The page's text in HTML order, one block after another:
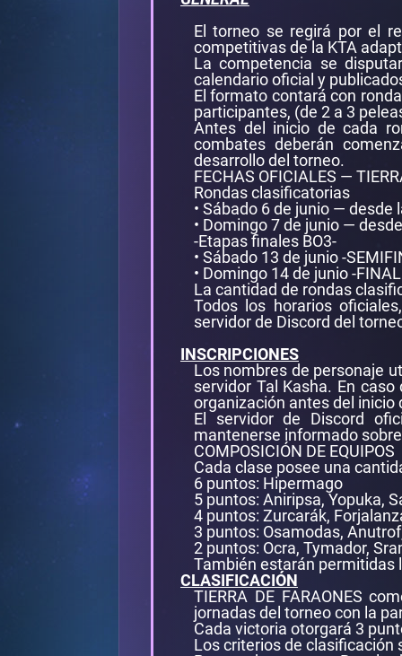
El torneo se regirá por el
competitivas de la KTA
La competencia se
calendario oficial y
El formato contará con
participantes, (de 2 a 3
Antes del inicio de cada
combates deberán
desarrollo del torneo.
FECHAS OFICIALES —
Rondas clasificatorias
• Sábado 6 de junio — desde
• Domingo 7 de junio —
-Etapas finales BO3-
• Sábado 13 de junio -
• Domingo 14 de junio -
La cantidad de rondas
Todos los horarios
servidor de Discord del
INSCRIPCIONES
Los nombres de personaje
servidor Tal Kasha. En
organización antes del inicio
El servidor de Discord
mantenerse informado
COMPOSICIÓN DE EQUIPOS
Cada clase posee una
6 puntos: Hipermago
5 puntos: Aniripsa, Yopuka,
4 puntos: Zurcarák,
3 puntos: Osamodas,
2 puntos: Ocra, Tymador,
También estarán permitidas
CLASIFICACIÓN
TIERRA DE FARAONES
jornadas del torneo con la
Cada victoria otorgará 3
Los criterios de clasificación